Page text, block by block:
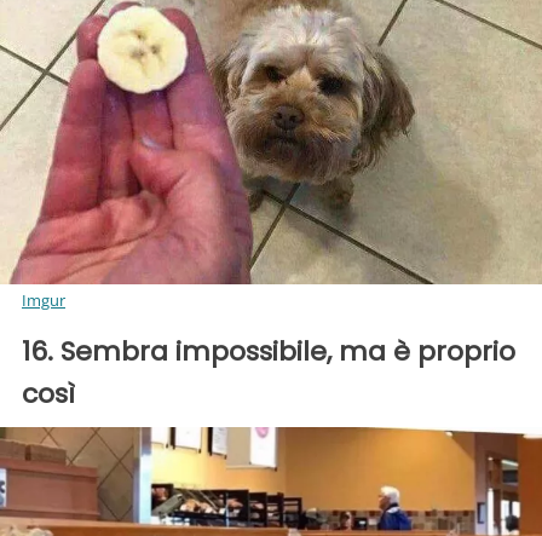
Imgur
16. Sembra impossibile, ma è proprio
così